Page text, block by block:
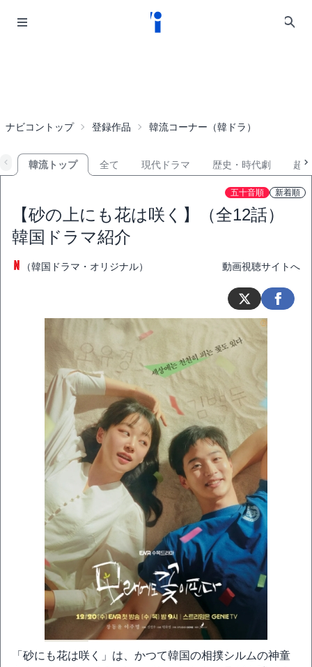
ナビコントップ 登録作品 韓流コーナー（韓ドラ）
韓流トップ 全て 現代ドラマ 歴史・時代劇 超
五十音順 新着順
【砂の上にも花は咲く】（全12話）
韓国ドラマ紹介
（韓国ドラマ・オリジナル） 動画視聴サイトへ
「砂にも花は咲く」は、かつて韓国の相撲シルムの神童